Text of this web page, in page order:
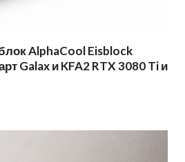
AlphaCool Eisblock
Galax и KFA2 RTX 3080 Ti и